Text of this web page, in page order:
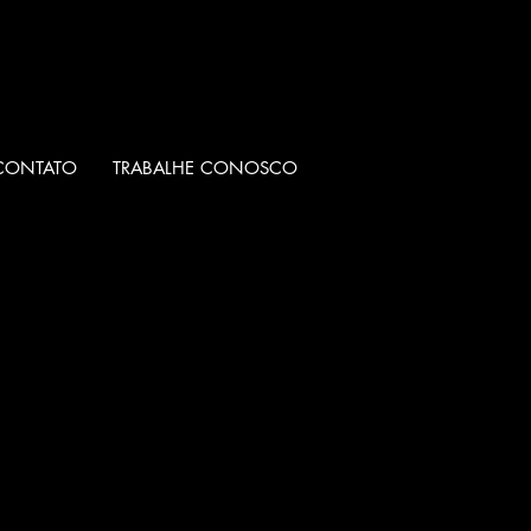
TRABALHE CONOSCO